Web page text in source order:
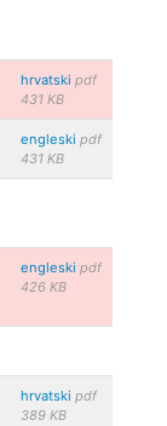
hrvatski pdf
431 KB
engleski pdf
431 KB
engleski pdf
426 KB
hrvatski pdf
389 KB